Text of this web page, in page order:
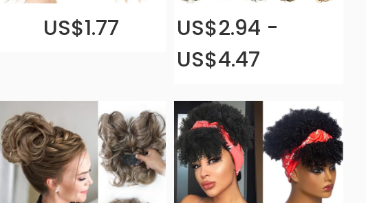
US$1.77
US$2.94 -
US$4.47